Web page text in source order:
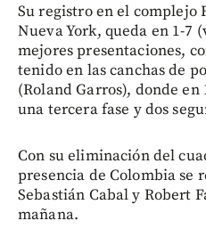
Su registro en el complejo
Nueva York, queda en 1-7
mejores presentaciones,
tenido en las canchas de
(Roland Garros), donde
una tercera fase y dos
Con su eliminación del
presencia de Colombia se
Sebastián Cabal y Robert
mañana.